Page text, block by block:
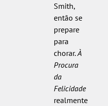
Smith,
então se
prepare
para
chorar.À
Procura
da
Felicidade
realmente